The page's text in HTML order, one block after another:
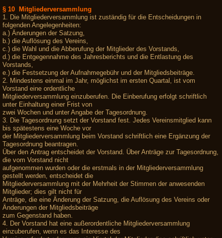
§ 10 Mitgliederversammlung
1. Die Mitgliederversammlung ist zuständig für die Entscheidungen in
folgenden Angelegenheiten:
a.) Änderungen der Satzung,
b.) die Auflösung des Vereins,
c.) die Wahl und die Abberufung der Mitglieder des Vorstands,
d.) die Entgegennahme des Jahresberichts und die Entlastung des
Vorstands,
e.) die Festsetzung der Aufnahmegebühr und der Mitgliedsbeiträge.
2. Mindestens einmal im Jahr, möglichst im ersten Quartal, ist vom
Vorstand eine ordentliche
Mitgliederversammlung einzuberufen. Die Einberufung erfolgt schriftlich
unter Einhaltung einer Frist von
zwei Wochen und unter Angabe der Tagesordnung.
3. Die Tagesordnung setzt der Vorstand fest. Jedes Vereinsmitglied kann
bis spätestens eine Woche vor
der Mitgliederversammlung beim Vorstand schriftlich eine Ergänzung der
Tagesordnung beantragen.
Über den Antrag entscheidet der Vorstand. Über Anträge zur Tagesordnung,
die vom Vorstand nicht
aufgenommen wurden oder die erstmals in der Mitgliederversammlung
gestellt werden, entscheidet die
Mitgliederversammlung mit der Mehrheit der Stimmen der anwesenden
Mitglieder; dies gilt nicht für
Anträge, die eine Änderung der Satzung, die Auflösung des Vereins oder
Änderungen der Mitgliedsbeiträge
zum Gegenstand haben.
4. Der Vorstand hat eine außerordentliche Mitgliederversammlung
einzuberufen, wenn es das Interesse des